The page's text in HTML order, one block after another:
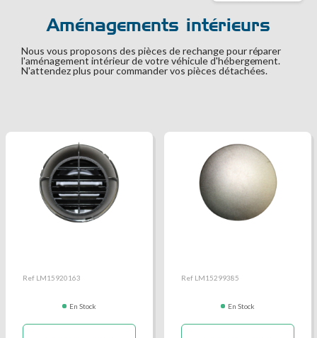
Aménagements intérieurs
Nous vous proposons des pièces de rechange pour réparer
l'aménagement intérieur de votre véhicule d'hébergement.
N'attendez plus pour commander vos pièces détachées.
Ref LM15920163
En Stock
Ref LM15299385
En Stock